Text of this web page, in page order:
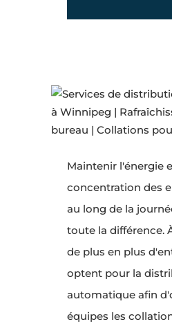
Maintenir l'énergie
concentration des
au long de la
toute la différence.
de plus en plus
optent pour la
automatique afin
équipes les